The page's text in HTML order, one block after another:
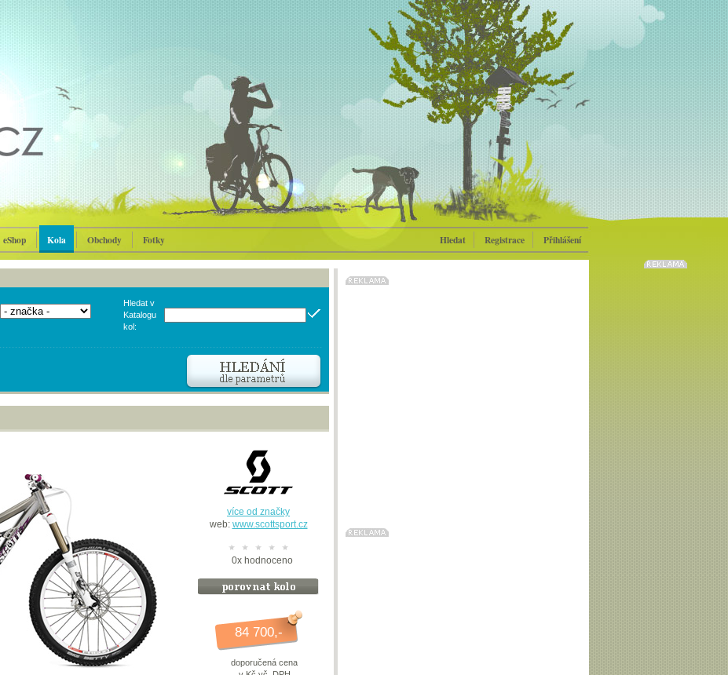
eShop Kola Obchody Fotky Hledat Registrace Přihlášení
Hledat v
Katalogu
kol:
více od značky
web: www.scottsport.cz
0xhodnoceno
84 700,-
doporučená cena